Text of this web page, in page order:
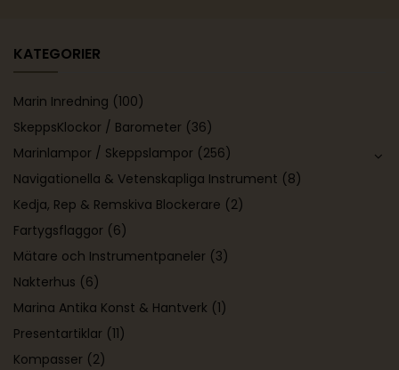
KATEGORIER
Marin Inredning (100)
SkeppsKlockor / Barometer (36)
Marinlampor / Skeppslampor (256)
Navigationella & Vetenskapliga Instrument (8)
Kedja, Rep & Remskiva Blockerare (2)
Fartygsflaggor (6)
Mätare och Instrumentpaneler (3)
Nakterhus (6)
Marina Antika Konst & Hantverk (1)
Presentartiklar (11)
Kompasser (2)